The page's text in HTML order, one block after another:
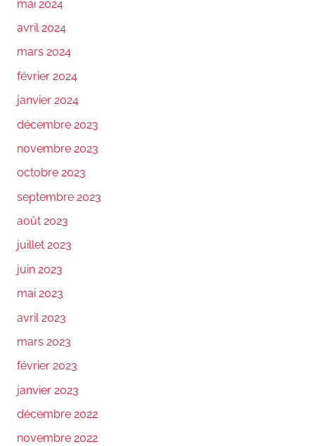
mai 2024
avril 2024
mars 2024
février 2024
janvier 2024
décembre 2023
novembre 2023
octobre 2023
septembre 2023
août 2023
juillet 2023
juin 2023
mai 2023
avril 2023
mars 2023
février 2023
janvier 2023
décembre 2022
novembre 2022